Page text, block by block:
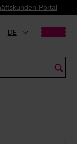
Portal
DE